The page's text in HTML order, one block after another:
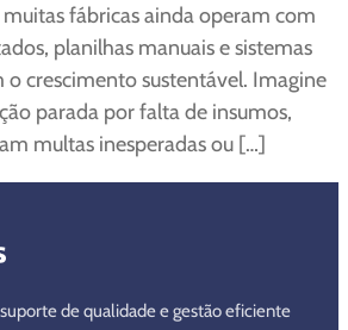
fábricas ainda operam com
planilhas manuais e sistemas
o crescimento sustentável. Imagine
parada por falta de insumos,
multas inesperadas ou […]
de qualidade e gestão eficiente